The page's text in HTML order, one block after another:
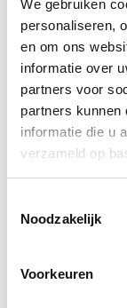
We gebruiken
personaliseren,
en om ons
informatie over
partners voor
partners kunnen
informatie die u
verzameld op
Noodzakelijk
Voorkeuren
verhoogd
betrokkenheid
problemen.
Wanneer
Professionele
schulden